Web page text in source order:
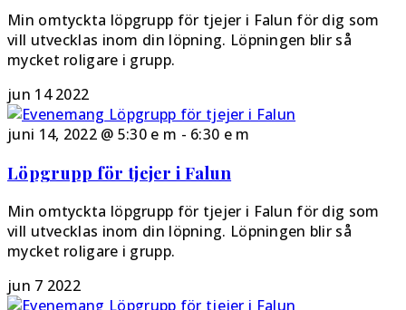
Min omtyckta löpgrupp för tjejer i Falun för dig som
vill utvecklas inom din löpning. Löpningen blir så
mycket roligare i grupp.
jun 142022
juni 14, 2022 @ 5:30 e m - 6:30 e m
Löpgrupp för tjejer i Falun
Min omtyckta löpgrupp för tjejer i Falun för dig som
vill utvecklas inom din löpning. Löpningen blir så
mycket roligare i grupp.
jun 7 2022